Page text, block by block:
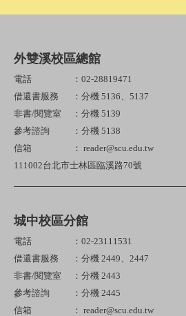
外雙溪校區總館
電話
：02-28819471
借還書服務
：分機 5136、5137
非書/閱覽室
：分機 5139
參考諮詢
：分機 5138
信箱
： reader@scu.edu.tw
111002台北市士林區臨溪路70號
城中校區分館
電話
：02-23111531
借還書服務
：分機 2449、2447
非書/閱覽室
：分機 2443
參考諮詢
：分機 2445
信箱
： reader@scu.edu.tw